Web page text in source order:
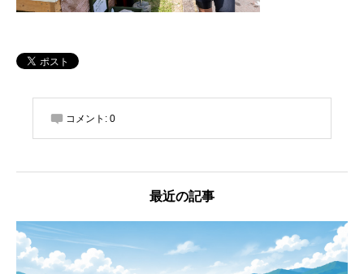
コメント: 0
最近の記事